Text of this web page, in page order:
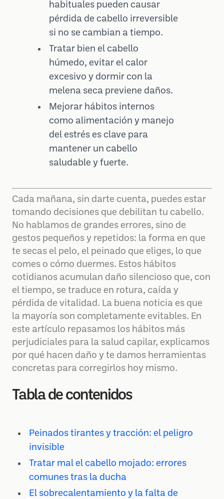
habituales pueden causar
pérdida de cabello irreversible
si no se cambian a tiempo.
Tratar bien el cabello
húmedo, evitar el calor
excesivo y dormir con la
melena seca previene daños.
Mejorar hábitos internos
como alimentación y manejo
del estrés es clave para
mantener un cabello
saludable y fuerte.
Cada mañana, sin darte cuenta, puedes estar
tomando decisiones que debilitan tu cabello.
No hablamos de grandes errores, sino de
gestos pequeños y repetidos: la forma en que
te secas el pelo, el peinado que eliges, lo que
comes o cómo duermes. Estos hábitos
cotidianos acumulan daño silencioso que, con
el tiempo, se traduce en rotura, caída y
pérdida de vitalidad. La buena noticia es que
la mayoría son completamente evitables. En
este artículo repasamos los hábitos más
perjudiciales para la salud capilar, explicamos
por qué hacen daño y te damos herramientas
concretas para corregirlos hoy mismo.
Tabla de contenidos
Peinados tirantes y tracción: el peligro
invisible
Tratar mal el cabello mojado: errores
comunes tras la ducha
El sobrecalentamiento y la falta de